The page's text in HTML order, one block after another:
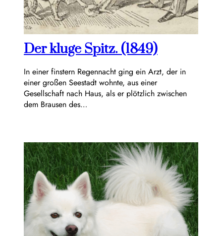
Der kluge Spitz. (1849)
In einer finstern Regennacht ging ein Arzt, der in
einer großen Seestadt wohnte, aus einer
Gesellschaft nach Haus, als er plötzlich zwischen
dem Brausen des…